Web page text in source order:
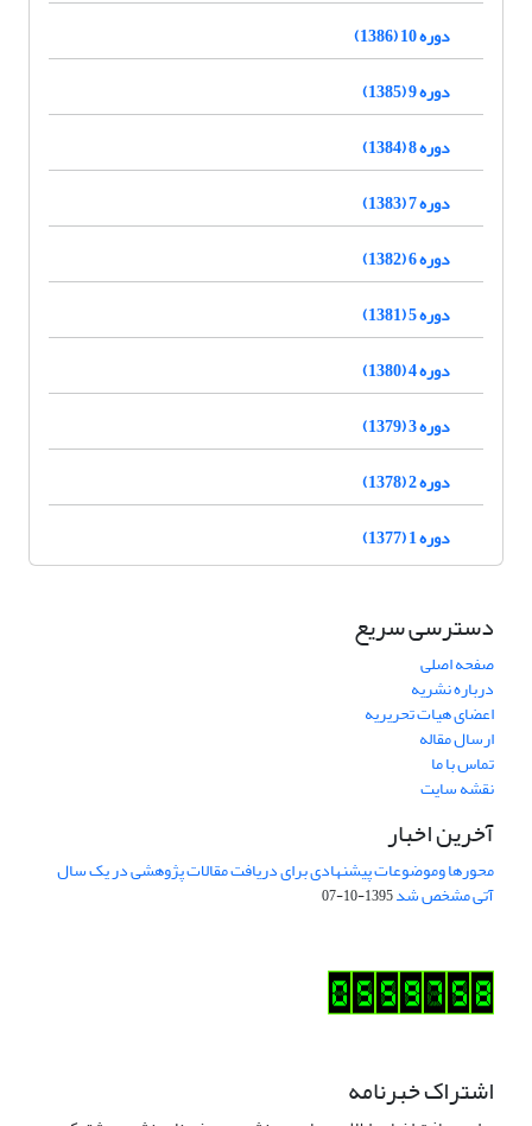
دوره 10 (1386)
دوره 9 (1385)
دوره 8 (1384)
دوره 7 (1383)
دوره 6 (1382)
دوره 5 (1381)
دوره 4 (1380)
دوره 3 (1379)
دوره 2 (1378)
دوره 1 (1377)
دسترسی سریع
صفحه اصلی
درباره نشریه
اعضای هیات تحریریه
ارسال مقاله
تماس با ما
نقشه سایت
آخرین اخبار
محورها وموضوعات پیشنهادی برای دریافت مقالات پژوهشی در یک سال
آتی مشخص شد1395-10-07
اشتراک خبرنامه